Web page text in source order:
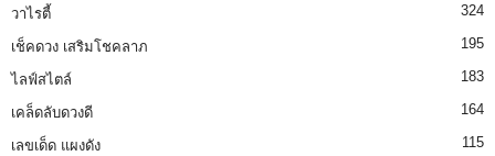
วาไรตี้ 324
เช็คดวง เสริมโชคลาภ 195
ไลฟ์สไตล์ 183
เคล็ดลับดวงดี 164
เลขเด็ด แผงดัง 115